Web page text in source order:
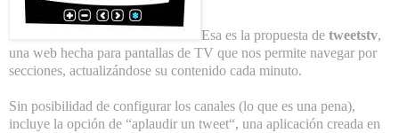
Esa es la propuesta de tweetstv,
una web hecha para pantallas de TV que nos permite navegar por
secciones, actualizándose su contenido cada minuto.
Sin posibilidad de configurar los canales (lo que es una pena),
incluye la opción de “aplaudir un tweet“, una aplicación creada en